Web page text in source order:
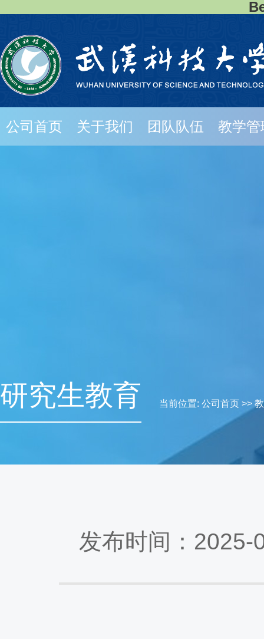
公司首页 关于我们 团队队伍 教学管
研究生教育 当前位置: 公司首页 >>
发布时间：2025-